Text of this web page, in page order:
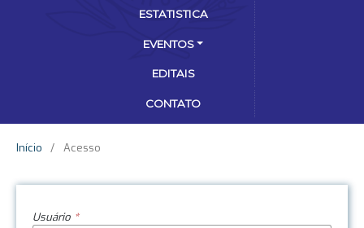
ESTATISTICA
EVENTOS
EDITAIS
CONTATO
Início / Acesso
Usuário *